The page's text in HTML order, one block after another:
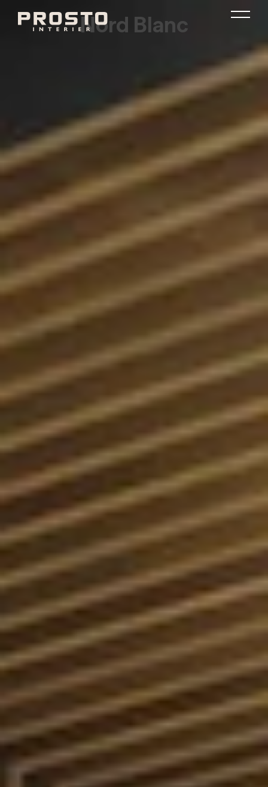
Nord Blanc